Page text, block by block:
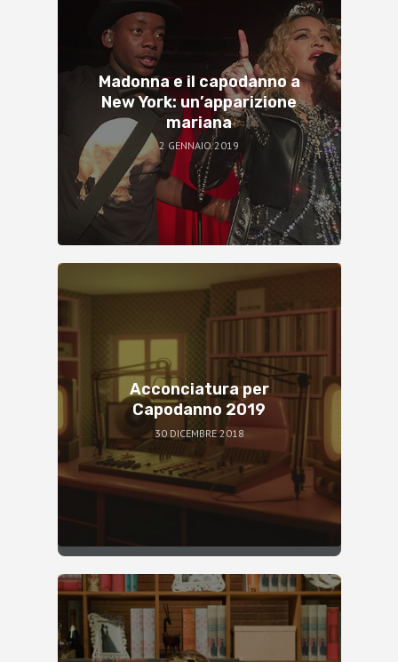
Madonna e il capodanno a
New York: un’apparizione
mariana
2 GENNAIO 2019
Acconciatura per
Capodanno 2019
30 DICEMBRE 2018